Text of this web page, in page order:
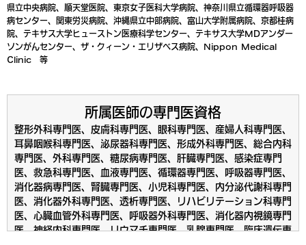
県立中央病院、順天堂医院、東京女子医科大学病院、神奈川県立循環器呼吸器
病センター、関東労災病院、沖縄県立中部病院、富山大学附属病院、京都桂病
院、テキサス大学ヒューストン医療科学センター、テキサス大学MDアンダー
ソンがんセンター、ザ・クィーン・エリザベス病院、Nippon Medical
Clinic 等
所属医師の専門医資格
整形外科専門医、皮膚科専門医、眼科専門医、産婦人科専門医、
耳鼻咽喉科専門医、泌尿器科専門医、形成外科専門医、総合内科
専門医、外科専門医、糖尿病専門医、肝臓専門医、感染症専門
医、救急科専門医、血液専門医、循環器専門医、呼吸器専門医、
消化器病専門医、腎臓専門医、小児科専門医、内分泌代謝科専門
医、消化器外科専門医、透析専門医、リハビリテーション科専門
医、心臓血管外科専門医、呼吸器外科専門医、消化器内視鏡専門
医、神経内科専門医、リウマチ専門医、乳腺専門医、臨床遺伝専